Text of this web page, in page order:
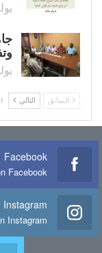
يوليو
يوليو
السابق التالي 1 من 866
Facebook
Facebook
Instagram
Instagram